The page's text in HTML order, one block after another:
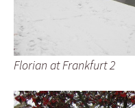
Florian at Frankfurt 2